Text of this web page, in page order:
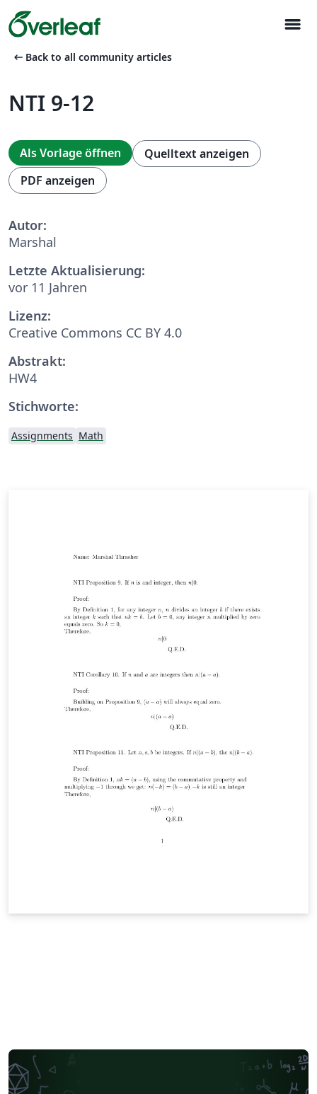
menu
arrow_left_alt Back to all community articles
NTI 9-12
Als Vorlage öffnen
Quelltext anzeigen
PDF anzeigen
Autor:
Marshal
Letzte Aktualisierung:
vor 11 Jahren
Lizenz:
Creative Commons CC BY 4.0
Abstrakt:
HW4
Stichworte:
Assignments Math